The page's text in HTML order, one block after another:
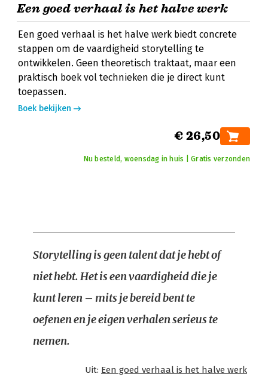
Een goed verhaal is het halve werk
Een goed verhaal is het halve werk biedt concrete
stappen om de vaardigheid storytelling te
ontwikkelen. Geen theoretisch traktaat, maar een
praktisch boek vol technieken die je direct kunt
toepassen.
Boek bekijken
€ 26,50
Nu besteld, woensdag in huis | Gratis verzonden
Storytelling is geen talent dat je hebt of
niet hebt. Het is een vaardigheid die je
kunt leren – mits je bereid bent te
oefenen en je eigen verhalen serieus te
nemen.
Uit: Een goed verhaal is het halve werk